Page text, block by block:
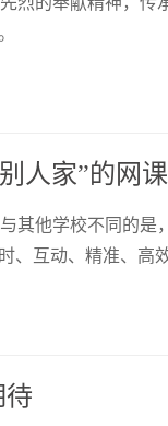
人家”的网
其他学校不同的
、互动、精准、高
待